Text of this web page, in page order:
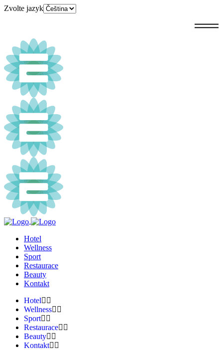
Zvolte jazyk
Hotel
Wellness
Sport
Restaurace
Beauty
Kontakt
Hotel
Wellness
Sport
Restaurace
Beauty
Kontakt